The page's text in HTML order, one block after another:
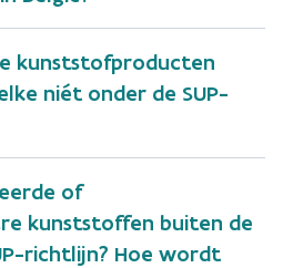
kunststofproducten
niét onder de SUP-
of
kunststoffen buiten de
richtlijn? Hoe wordt